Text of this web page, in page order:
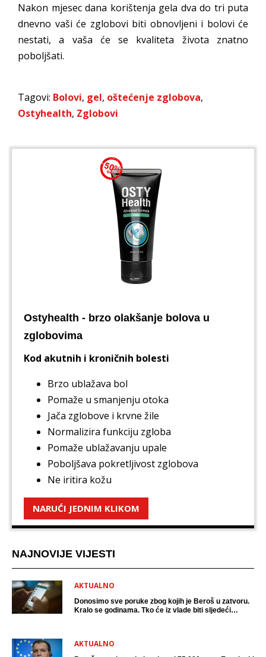
Nakon mjesec dana korištenja gela dva do tri puta
dnevno vaši će zglobovi biti obnovljeni i bolovi će
nestati, a vaša će se kvaliteta života znatno
poboljšati.
Tagovi: Bolovi, gel, oštećenje zglobova,
Ostyhealth, Zglobovi
Ostyhealth - brzo olakšanje bolova u
zglobovima
Kod akutnih i kroničnih bolesti
Brzo ublažava bol
Pomaže u smanjenju otoka
Jača zglobove i krvne žile
Normalizira funkciju zgloba
Pomaže ublažavanju upale
Poboljšava pokretljivost zglobova
Ne iritira kožu
NARUĆI JEDNIM KLIKOM
NAJNOVIJE VIJESTI
AKTUALNO
Donosimo sve poruke zbog kojih je Beroš u zatvoru.
Kralo se godinama. Tko će iz vlade biti sljedeći
AKTUALNO